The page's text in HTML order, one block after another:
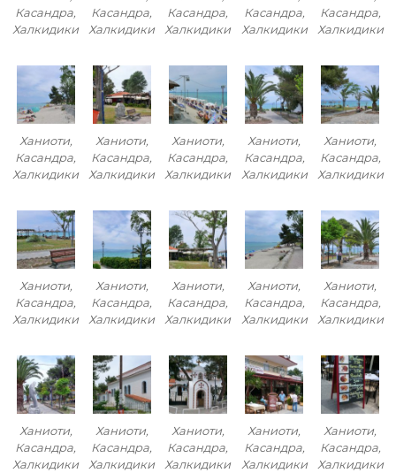
Касандра,
Халкидики
Касандра,
Халкидики
Касандра,
Халкидики
Касандра,
Халкидики
Касандра,
Халкидики
Ханиоти,
Касандра,
Халкидики
Ханиоти,
Касандра,
Халкидики
Ханиоти,
Касандра,
Халкидики
Ханиоти,
Касандра,
Халкидики
Ханиоти,
Касандра,
Халкидики
Ханиоти,
Касандра,
Халкидики
Ханиоти,
Касандра,
Халкидики
Ханиоти,
Касандра,
Халкидики
Ханиоти,
Касандра,
Халкидики
Ханиоти,
Касандра,
Халкидики
Ханиоти,
Касандра,
Халкидики
Ханиоти,
Касандра,
Халкидики
Ханиоти,
Касандра,
Халкидики
Ханиоти,
Касандра,
Халкидики
Ханиоти,
Касандра,
Халкидики